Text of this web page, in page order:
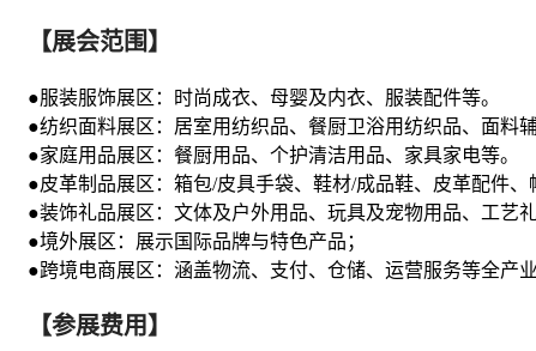
【展会范围】
●服装服饰展区：时尚成衣、母婴及内衣、服装配件等。
●纺织面料展区：居室用纺织品、餐厨卫浴用纺织品、面料辅
●家庭用品展区：餐厨用品、个护清洁用品、家具家电等。
●皮革制品展区：箱包/皮具手袋、鞋材/成品鞋、皮革配件、
●装饰礼品展区： 文体及户外用品、 玩具及宠物用品、 工艺
●境外展区：展示国际品牌与特色产品；
●跨境电商展区：涵盖物流、支付、仓储、运营服务等全产业
【参展费用】